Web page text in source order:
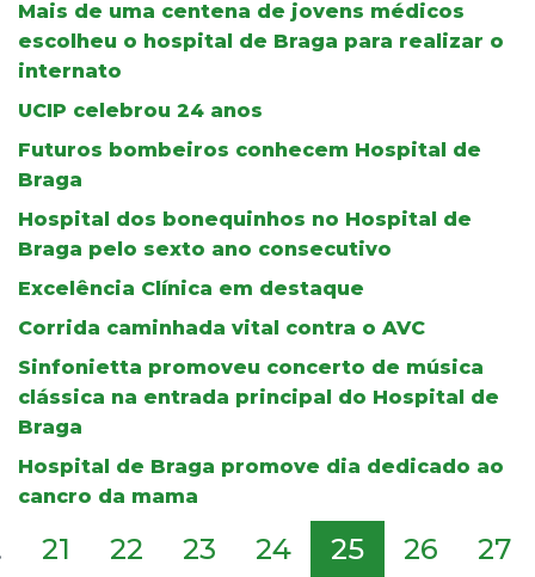
Mais de uma centena de jovens médicos
escolheu o hospital de Braga para realizar o
internato
UCIP celebrou 24 anos
Futuros bombeiros conhecem Hospital de
Braga
Hospital dos bonequinhos no Hospital de
Braga pelo sexto ano consecutivo
Excelência Clínica em destaque
Corrida caminhada vital contra o AVC
Sinfonietta promoveu concerto de música
clássica na entrada principal do Hospital de
Braga
Hospital de Braga promove dia dedicado ao
cancro da mama
21 22 23 24 25 26 27